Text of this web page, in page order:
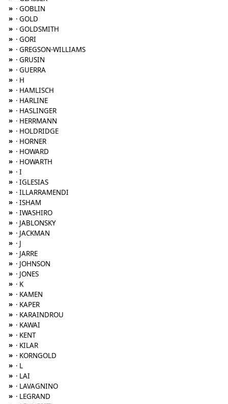
» · GOBLIN
» · GOLD
» · GOLDSMITH
» · GORI
» · GREGSON-WILLIAMS
» · GRUSIN
» · GUERRA
» · H
» · HAMLISCH
» · HARLINE
» · HASLINGER
» · HERRMANN
» · HOLDRIDGE
» · HORNER
» · HOWARD
» · HOWARTH
» · I
» · IGLESIAS
» · ILLARRAMENDI
» · ISHAM
» · IWASHIRO
» · JABLONSKY
» · JACKMAN
» · J
» · JARRE
» · JOHNSON
» · JONES
» · K
» · KAMEN
» · KAPER
» · KARAINDROU
» · KAWAI
» · KENT
» · KILAR
» · KORNGOLD
» · L
» · LAI
» · LAVAGNINO
» · LEGRAND